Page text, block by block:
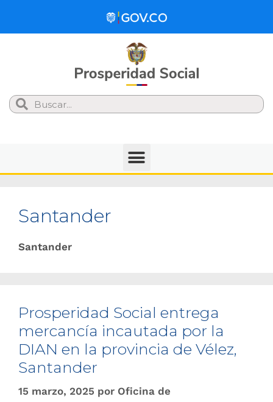
Search
Santander
Santander
Prosperidad Social entrega
mercancía incautada por la
DIAN en la provincia de Vélez,
Santander
15 marzo, 2025 por Oficina de